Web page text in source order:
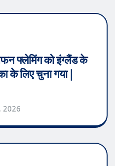
फ्लेमिंग को इंग्लैंड के
के लिए चुना गया |
2026